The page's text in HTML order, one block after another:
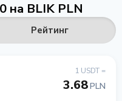
на BLIK PLN
Рейтинг
1 USDT =
3.68PLN